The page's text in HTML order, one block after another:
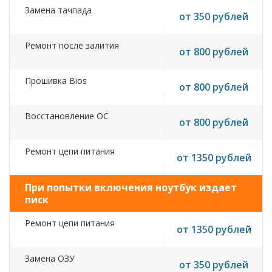
Замена тачпада от 350 рублей
Ремонт после залития от 800 рублей
Прошивка Bios от 800 рублей
Восстановление ОС от 800 рублей
Ремонт цепи питания от 1350 рублей
При попытки включения ноутбук издает
писк
Ремонт цепи питания от 1350 рублей
Замена ОЗУ от 350 рублей